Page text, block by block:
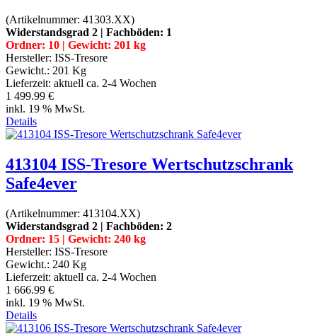
(Artikelnummer: 41303.XX)
Widerstandsgrad 2 | Fachböden: 1
Ordner: 10 | Gewicht: 201 kg
Hersteller: ISS-Tresore
Gewicht.: 201 Kg
Lieferzeit: aktuell ca. 2-4 Wochen
1 499.99 €
inkl. 19 % MwSt.
Details
413104 ISS-Tresore Wertschutzschrank
Safe4ever
(Artikelnummer: 413104.XX)
Widerstandsgrad 2 | Fachböden: 2
Ordner: 15 | Gewicht: 240 kg
Hersteller: ISS-Tresore
Gewicht.: 240 Kg
Lieferzeit: aktuell ca. 2-4 Wochen
1 666.99 €
inkl. 19 % MwSt.
Details